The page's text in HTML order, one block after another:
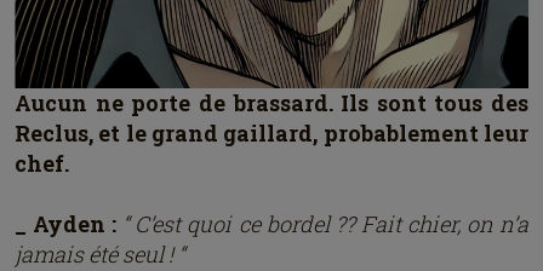
Aucun ne porte de brassard. Ils sont tous des
Reclus, et le grand gaillard, probablement leur
chef.
_ Ayden : “ C’est quoi ce bordel ?? Fait chier, on n’a
jamais été seul ! “